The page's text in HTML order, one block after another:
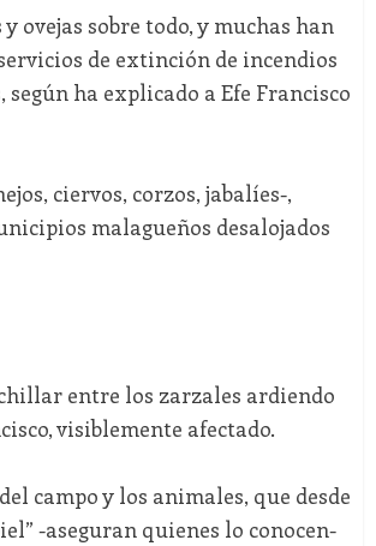
ovejas sobre todo, y muchas han
de extinción de incendios
ha explicado a Efe Francisco
ciervos, corzos, jabalíes-,
malagueños desalojados
entre los zarzales ardiendo
visiblemente afectado.
campo y los animales, que desde
-aseguran quienes lo conocen-